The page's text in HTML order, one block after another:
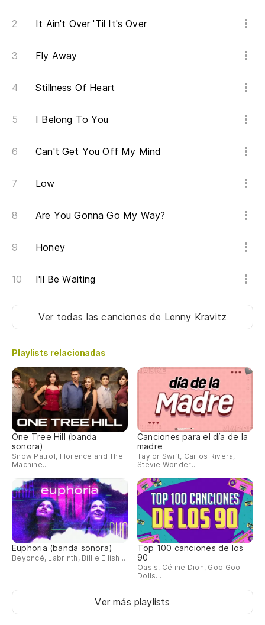
It Ain't Over 'Til It's Over
Fly Away
Stillness Of Heart
I Belong To You
Can't Get You Off My Mind
Low
Are You Gonna Go My Way?
Honey
I'll Be Waiting
Ver todas las cancionesde Lenny Kravitz
Playlists relacionadas
One Tree Hill (banda
sonora)
Snow Patrol, Florence and The
Machine..
Canciones para el día de la
madre
Taylor Swift, Carlos Rivera,
Stevie Wonder...
Euphoria (banda sonora)
Beyoncé, Labrinth, Billie Eilish...
Top 100 canciones de los
90
Oasis, Céline Dion, Goo Goo
Dolls...
Ver más playlists